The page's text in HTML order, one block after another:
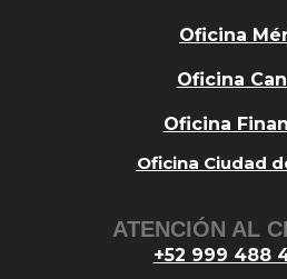
Oficina
Oficina
Oficina
Oficina Ciudad
ATENCIÓN AL
+52 999 488